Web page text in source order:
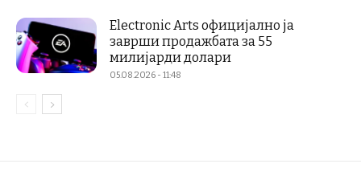
Electronic Arts официјално ја
заврши продажбата за 55
милијарди долари
05.08.2026 - 11:48